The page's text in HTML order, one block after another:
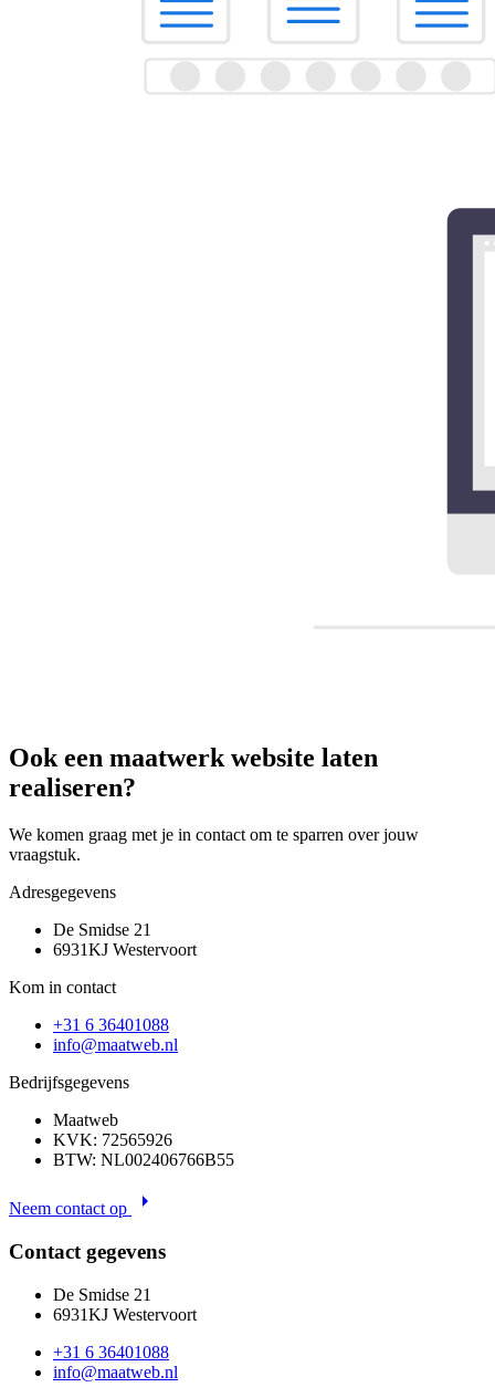
Ook een maatwerk website laten
realiseren?
We komen graag met je in contact om te sparren over jouw
vraagstuk.
Adresgegevens
De Smidse 21
6931KJ Westervoort
Kom in contact
+31 6 36401088
info@maatweb.nl
Bedrijfsgegevens
Maatweb
KVK: 72565926
BTW: NL002406766B55
Neem contact op arrow_right
Contact gegevens
De Smidse 21
6931KJ Westervoort
+31 6 36401088
info@maatweb.nl